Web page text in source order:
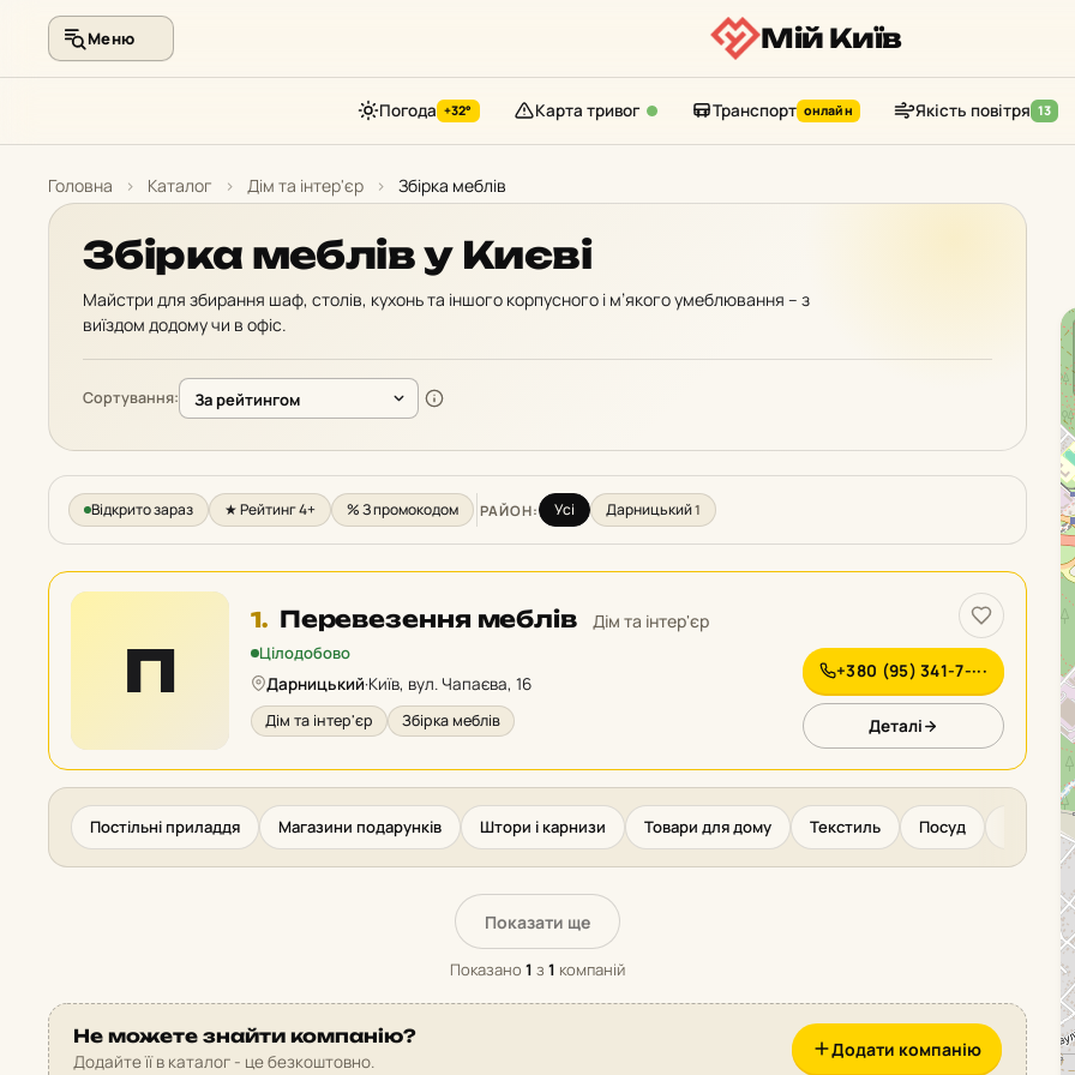
контенту
Меню Мій Київ
Погода +32° Карта тривог Транспорт онлайн Якість повітря 13
Головна › Каталог › Дім та інтер'єр › Збірка меблів
Збірка меблів у Києві
Майстри для збирання шаф, столів, кухонь та іншого корпусного і м’якого умеблювання – з
виїздом додому чи в офіс.
Сортування:
Відкрито зараз ★ Рейтинг 4+ % З промокодом РАЙОН: Усі Дарницький1
П
1. Місце
1
у
рейтингу:
Перевезення меблів Дім та інтер'єр
Цілодобово
Дарницький·Київ, вул. Чапаєва, 16
Дім та інтер'єр Збірка меблів
+380 (95) 341-7-···
Деталі
Постільні приладдя Магазини подарунків Штори і карнизи Товари для дому Текстиль Посуд М'які
Показати ще
Показано 1 з 1 компаній
Не можете знайти компанію?
Додайте її в каталог - це безкоштовно.
Додати компанію